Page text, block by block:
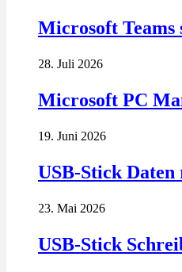
Microsoft
28. Juli 2026
Microsoft PC
19. Juni 2026
USB-Stick
23. Mai 2026
USB-Stick